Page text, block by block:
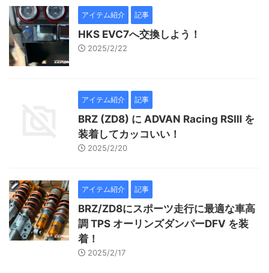
アイテム紹介 記事
HKS EVC7へ交換しよう！
2025/2/22
アイテム紹介 記事
BRZ (ZD8) に ADVAN Racing RSⅢ を
装着してカッコいい！
2025/2/20
アイテム紹介 記事
BRZ/ZD8にスポーツ走行に最適な車高
調 TPS オーリンズダンパーDFV を装
着！
2025/2/17